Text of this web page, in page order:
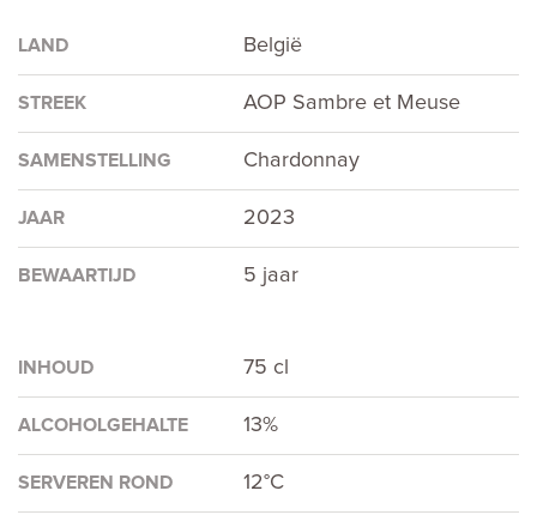
LAND België
STREEK AOP Sambre et Meuse
SAMENSTELLING Chardonnay
JAAR 2023
BEWAARTIJD 5 jaar
INHOUD 75 cl
ALCOHOLGEHALTE 13%
SERVEREN ROND 12°C